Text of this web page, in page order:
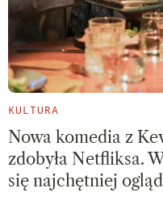
KULTURA
Nowa komedia z
zdobyła Netfliksa.
się najchętniej